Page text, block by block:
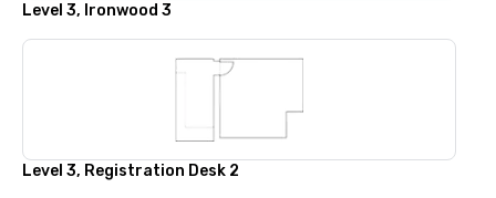
Level 3, Ironwood 3
Level 3, Registration Desk 2